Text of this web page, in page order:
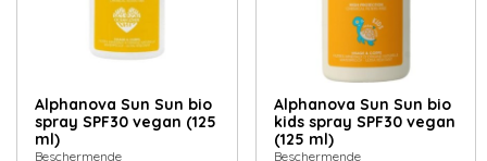
Alphanova Sun Sun bio
spray SPF30 vegan (125
ml)
Beschermende
Alphanova Sun Sun bio
kids spray SPF30 vegan
(125 ml)
Beschermende